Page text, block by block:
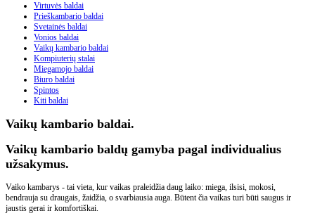
Virtuvės baldai
Prieškambario baldai
Svetainės baldai
Vonios baldai
Vaikų kambario baldai
Kompiuterių stalai
Miegamojo baldai
Biuro baldai
Spintos
Kiti baldai
Vaikų kambario baldai.
Vaikų kambario baldų gamyba pagal individualius
užsakymus.
Vaiko kambarys - tai vieta, kur vaikas praleidžia daug laiko: miega, ilsisi, mokosi,
bendrauja su draugais, žaidžia, o svarbiausia auga. Būtent čia vaikas turi būti saugus ir
jaustis gerai ir komfortiškai.